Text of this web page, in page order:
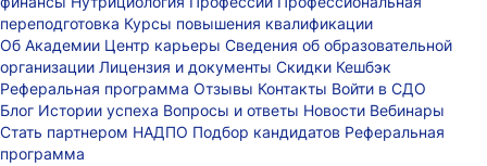
переподготовка Курсы повышения квалификации
Об Академии Центр карьеры Сведения об образовательной
организации Лицензия и документы Скидки Кешбэк
Реферальная программа Отзывы Контакты Войти в СДО
Блог Истории успеха Вопросы и ответы Новости Вебинары
Стать партнером НАДПО Подбор кандидатов Реферальная
программа